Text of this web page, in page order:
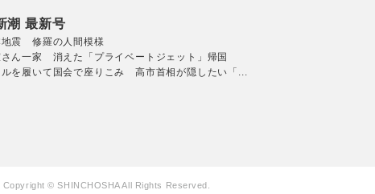
潮 最新号
地震 修羅の人間模様
ん一家 消えた「プライベートジェット」帰国
ルを履いて国会で座りこみ 高市首相が隠したい「...
Copyright © SHINCHOSHA All Rights Reserved.